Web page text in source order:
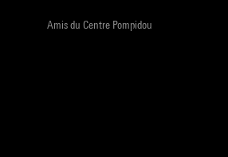
Amis du Centre Pompidou